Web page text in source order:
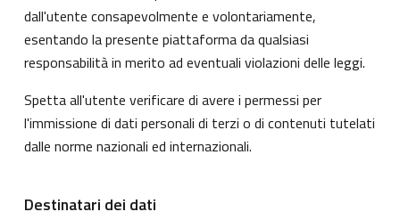
dall'utente consapevolmente e volontariamente,
esentando la presente piattaforma da qualsiasi
responsabilità in merito ad eventuali violazioni delle leggi.
Spetta all'utente verificare di avere i permessi per
l'immissione di dati personali di terzi o di contenuti tutelati
dalle norme nazionali ed internazionali.
Destinatari dei dati